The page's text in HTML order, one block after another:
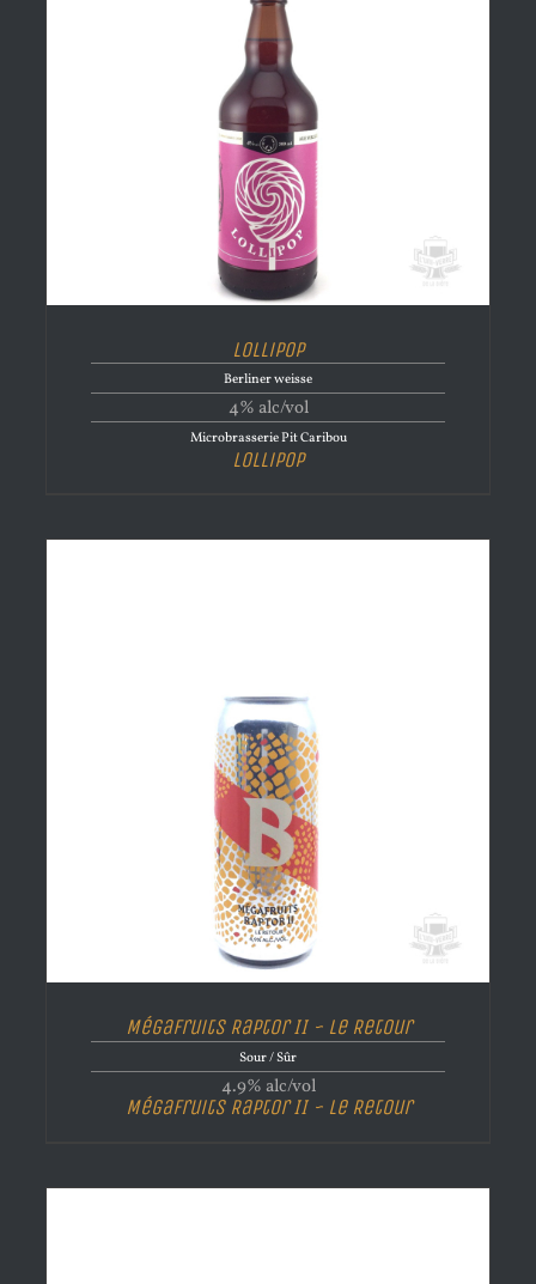
Lollipop
Berliner weisse
4% alc/vol
Microbrasserie Pit Caribou
Lollipop
Mégafruits Raptor II ~ Le Retour
Sour / Sûr
4.9% alc/vol
Mégafruits Raptor II ~ Le Retour